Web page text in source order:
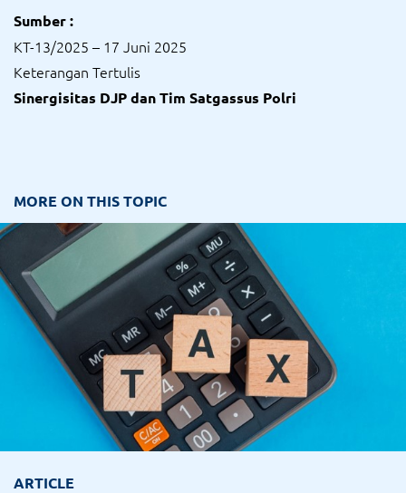
Sumber :
KT-13/2025 – 17 Juni 2025
Keterangan Tertulis
Sinergisitas DJP dan Tim Satgassus Polri
MORE ON THIS TOPIC
ARTICLE